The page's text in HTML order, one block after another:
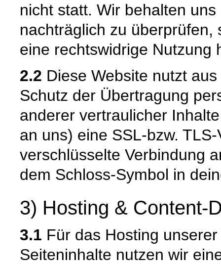
nicht statt. Wir behalten
nachträglich zu überprüfen,
eine rechtswidrige Nutzung
2.2 Diese Website nutzt
Schutz der Übertragung
anderer vertraulicher
an uns) eine SSL-bzw.
verschlüsselte Verbindung
dem Schloss-Symbol in
3) Hosting & Content-
3.1 Für das Hosting
Seiteninhalte nutzen wir